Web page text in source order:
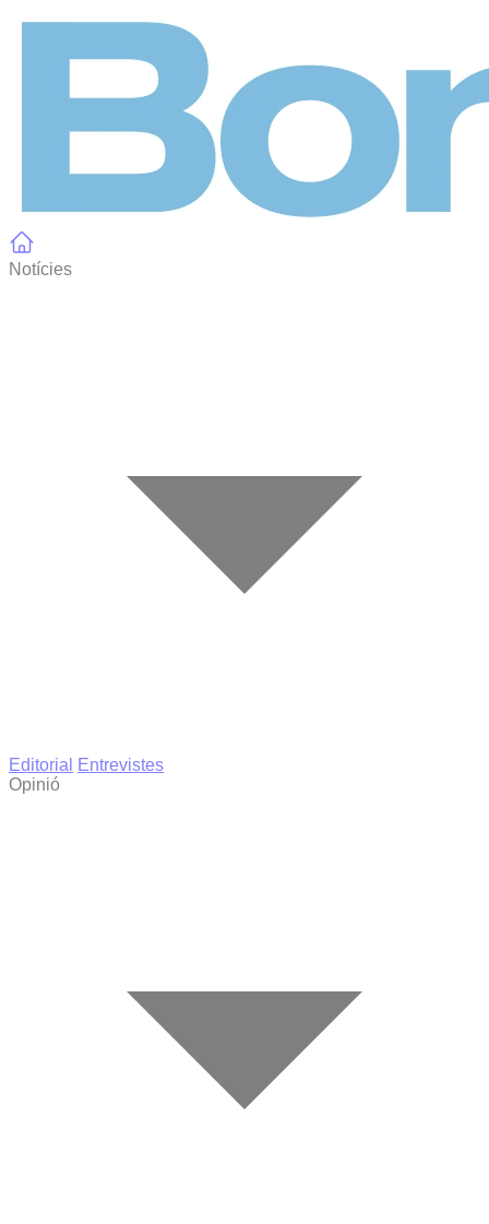
Notícies
Editorial
Entrevistes
Opinió